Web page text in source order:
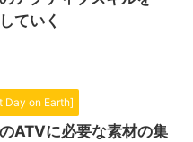
ていく
Day on Earth]
ATVに必要な素材の集